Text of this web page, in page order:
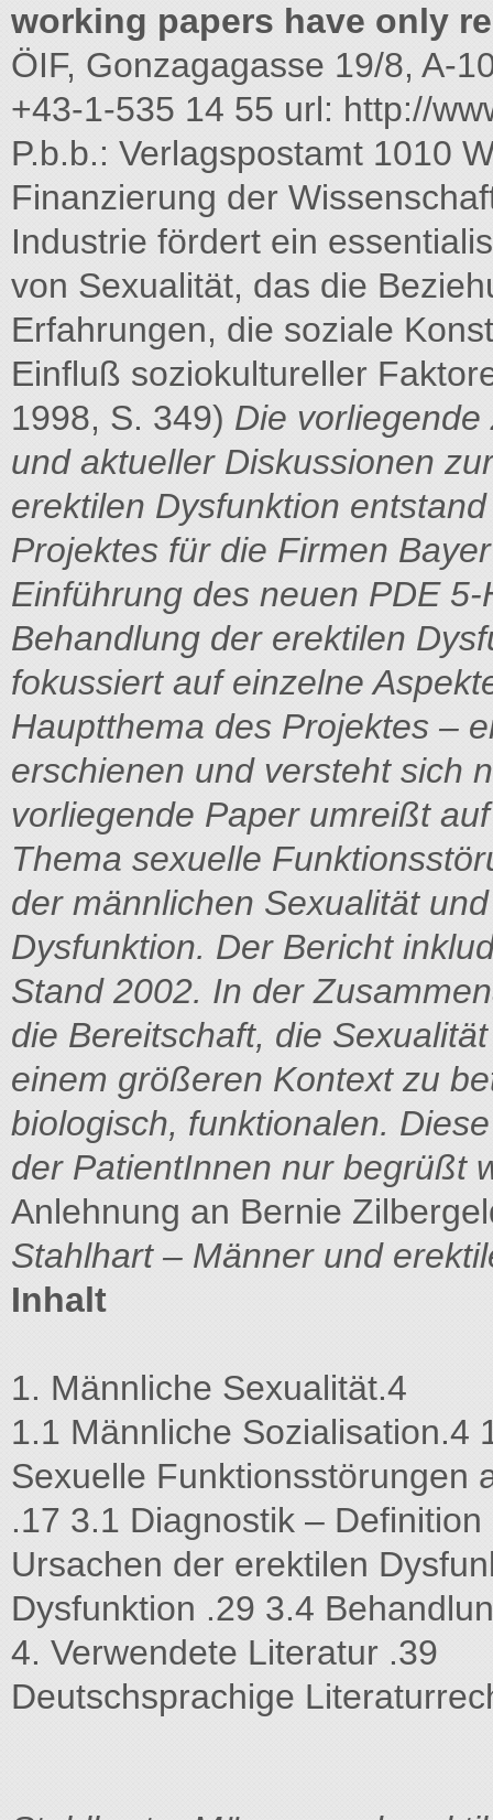
working papers have only
ÖIF, Gonzagagasse 19/8, A-
+43-1-535 14 55 url: http://
P.b.b.: Verlagspostamt 1010
Finanzierung der
Industrie fördert ein
von Sexualität, das die
Erfahrungen, die soziale
Einfluß soziokultureller
1998, S. 349) Die
und aktueller Diskussionen
erektilen Dysfunktion
Projektes für die Firmen
Einführung des neuen PDE
Behandlung der erektilen
fokussiert auf einzelne
Hauptthema des Projektes –
erschienen und versteht sich
vorliegende Paper umreißt
Thema sexuelle
der männlichen Sexualität
Dysfunktion. Der Bericht
Stand 2002. In der
die Bereitschaft, die
einem größeren Kontext zu
biologisch, funktionalen.
der PatientInnen nur begrüßt
Anlehnung an Bernie
Stahlhart – Männer und
Inhalt
1. Männliche Sexualität.4
1.1 Männliche Sozialisation.4
Sexuelle Funktionsstörungen
.17 3.1 Diagnostik –
Ursachen der erektilen
Dysfunktion .29 3.4
4. Verwendete Literatur .39
Deutschsprachige